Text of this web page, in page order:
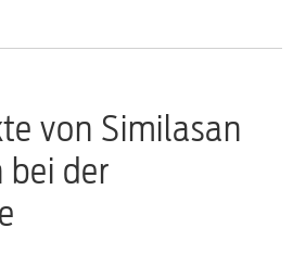
von Similasan
der